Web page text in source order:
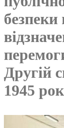
безпеки
Другій
1945